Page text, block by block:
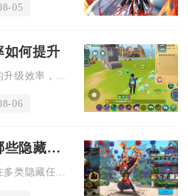
05
如何提升
06
万国觉醒满级后有哪些隐藏任务